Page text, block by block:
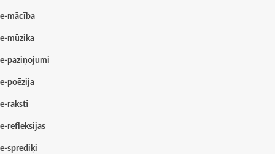
e-mācība
e-mūzika
e-paziņojumi
e-poēzija
e-raksti
e-refleksijas
e-sprediķi